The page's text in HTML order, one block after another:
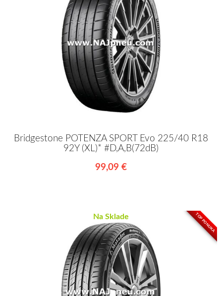
Bridgestone POTENZA SPORT Evo 225/40 R18
92Y (XL)* #D,A,B(72dB)
99,09 €
TOP PONUKA
Na Sklade